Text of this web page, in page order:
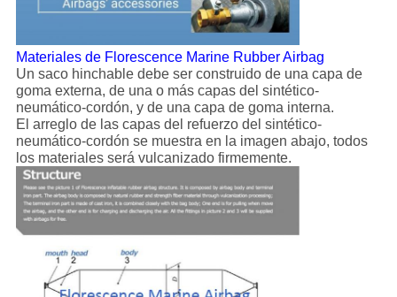
Materiales de Florescence Marine Rubber Airbag
Un saco hinchable debe ser construido de una capa de
goma externa, de una o más capas del sintético-
neumático-cordón, y de una capa de goma interna.
El arreglo de las capas del refuerzo del sintético-
neumático-cordón se muestra en la imagen abajo, todos
los materiales será vulcanizado firmemente.